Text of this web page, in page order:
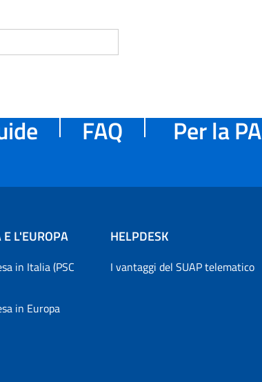
FAQ Per la PA
E L'EUROPA
in Italia (PSC
in Europa
HELPDESK
I vantaggi del SUAP telematico